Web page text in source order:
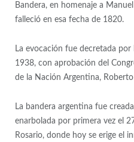
Bandera, en homenaje a
falleció en esa fecha de 1820.
La evocación fue decretada
1938, con aprobación del
de la Nación Argentina,
La bandera argentina fue
enarbolada por primera vez el
Rosario, donde hoy se erige el